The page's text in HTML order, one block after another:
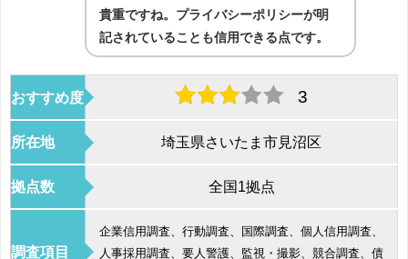
貴重ですね。プライバシーポリシーが明
記されていることも信用できる点です。
おすすめ度 3
所在地 埼玉県さいたま市見沼区
拠点数 全国1拠点
調査項目
企業信用調査、行動調査、国際調査、個人信用調査、
人事採用調査、要人警護、監視・撮影、競合調査、債